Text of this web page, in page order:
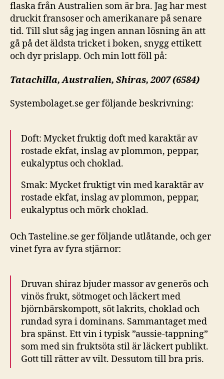
flaska från Australien som är bra. Jag har mest
druckit fransoser och amerikanare på senare
tid. Till slut såg jag ingen annan lösning än att
gå på det äldsta tricket i boken, snygg ettikett
och dyr prislapp. Och min lott föll på:
Tatachilla, Australien, Shiras, 2007 (6584)
Systembolaget.se ger följande beskrivning:
Doft: Mycket fruktig doft med karaktär av
rostade ekfat, inslag av plommon, peppar,
eukalyptus och choklad.
Smak: Mycket fruktigt vin med karaktär av
rostade ekfat, inslag av plommon, peppar,
eukalyptus och mörk choklad.
Och Tasteline.se ger följande utlåtande, och ger
vinet fyra av fyra stjärnor:
Druvan shiraz bjuder massor av generös och
vinös frukt, sötmoget och läckert med
björnbärskompott, söt lakrits, choklad och
rundad syra i dominans. Sammantaget med
bra spänst. Ett vin i typisk ”aussie-tappning”
som med sin fruktsöta stil är läckert publikt.
Gott till rätter av vilt. Dessutom till bra pris.